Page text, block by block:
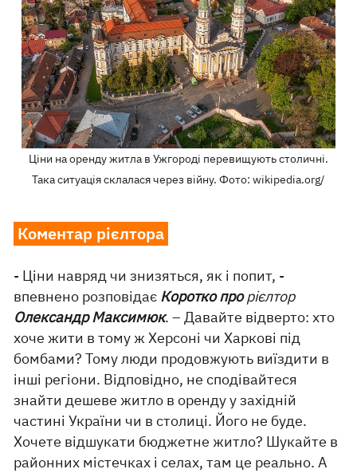
Ціни на оренду житла в Ужгороді перевищують столичні.
Така ситуація склалася через війну. Фото: wikipedia.org/
Коментар рієлтора
- Ціни навряд чи знизяться, як і попит, -
впевнено розповідає Коротко прорієлтор
Олександр Максимюк. – Давайте відверто: хто
хоче жити в тому ж Херсоні чи Харкові під
бомбами? Тому люди продовжують виїздити в
інші регіони. Відповідно, не сподівайтеся
знайти дешеве житло в оренду у західній
частині України чи в столиці. Його не буде.
Хочете відшукати бюджетне житло? Шукайте в
районних містечках і селах, там це реально. А